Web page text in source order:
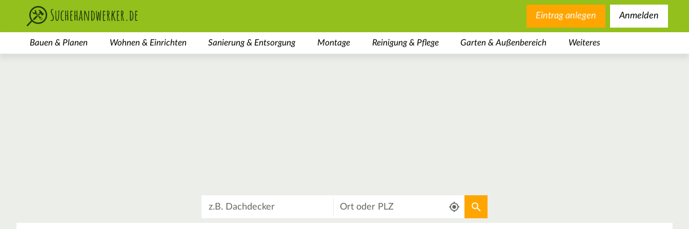
Eintrag anlegen Anmelden
Bauen & Planen Wohnen & Einrichten Sanierung & Entsorgung Montage Reinigung & Pflege Garten & Außenbereich Weiteres
Aktuellen Standort verwenden